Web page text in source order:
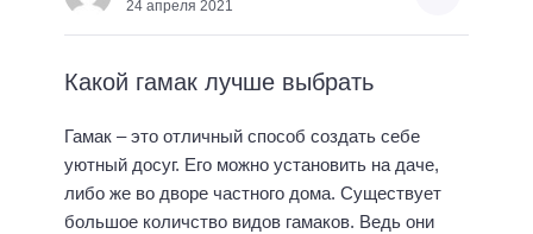
24 апреля 2021
Какой гамак лучше выбрать
Гамак – это отличный способ создать себе
уютный досуг. Его можно установить на даче,
либо же во дворе частного дома. Существует
большое количство видов гамаков. Ведь они